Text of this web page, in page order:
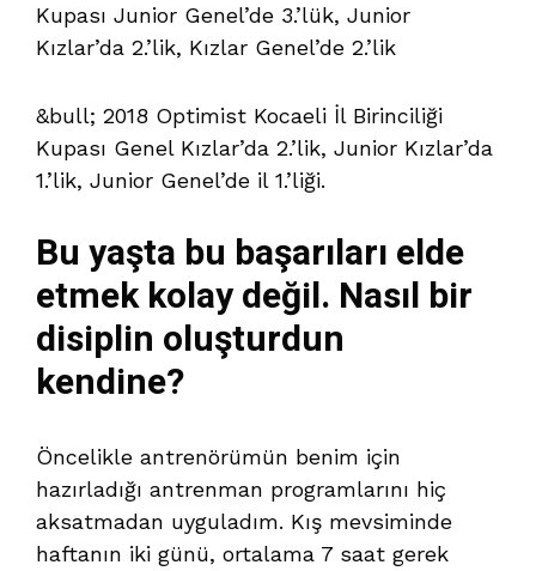
Kupası Junior Genel’de 3.’lük, Junior
Kızlar’da 2.’lik, Kızlar Genel’de 2.’lik
&bull; 2018 Optimist Kocaeli İl Birinciliği
Kupası Genel Kızlar’da 2.’lik, Junior Kızlar’da
1.’lik, Junior Genel’de il 1.’liği.
Bu yaşta bu başarıları elde
etmek kolay değil. Nasıl bir
disiplin oluşturdun
kendine?
Öncelikle antrenörümün benim için
hazırladığı antrenman programlarını hiç
aksatmadan uyguladım. Kış mevsiminde
haftanın iki günü, ortalama 7 saat gerek